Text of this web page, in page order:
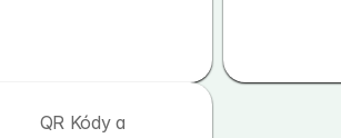
QR Kódy a